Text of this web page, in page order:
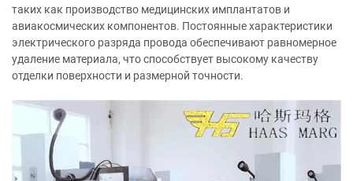
таких как производство медицинских имплантатов и
авиакосмических компонентов. Постоянные характеристики
электрического разряда провода обеспечивают равномерное
удаление материала, что способствует высокому качеству
отделки поверхности и размерной точности.